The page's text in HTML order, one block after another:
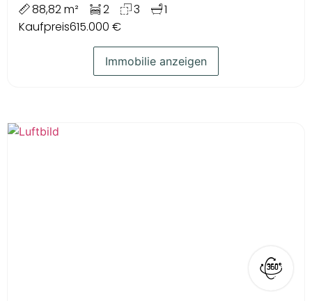
88,82 m²
2 3
1
Kaufpreis615.000 €
Immobilie anzeigen